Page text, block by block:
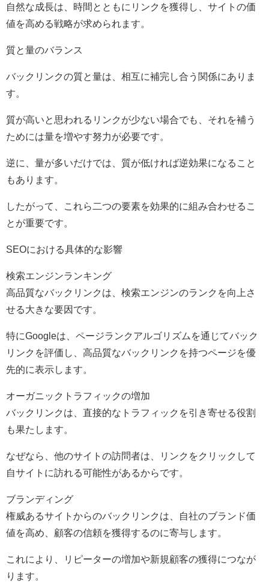
自然な成長は、時間とともにリンクを獲得し、サイトの価
値を高める戦略が求められます。
質と量のバランス
バックリンクの質と量は、相互に補完し合う関係にありま
す。
質が高いと思われるリンクが少ない場合でも、それを補う
ためには量を増やす努力が必要です。
逆に、量が多いだけでは、質が低ければ逆効果になること
もあります。
したがって、これら二つの要素を効果的に組み合わせるこ
とが重要です。
SEOにおける具体的な影響
検索エンジンランキング
高品質なバックリンクは、検索エンジンのランクを向上さ
せる大きな要因です。
特にGoogleは、ページランクアルゴリズムを通じてバック
リンクを評価し、高品質なバックリンクを持つページを優
先的に表示します。
オーガニックトラフィックの増加
バックリンクは、直接的なトラフィックを引き寄せる役割
も果たします。
なぜなら、他のサイトの訪問者は、リンクをクリックして
自サイトに訪れる可能性があるからです。
ブランディング
権威あるサイトからのバックリンクは、自社のブランド価
値を高め、顧客の信頼を獲得するのに寄与します。
これにより、リピーターの増加や新規顧客の獲得につなが
ります。